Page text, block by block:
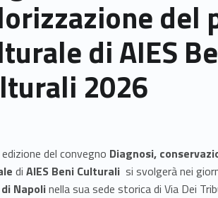
del
di AIES
2026
edizione del convegno Diagnosi,
di AIES Beni Culturali si svolgerà nei
Napolinella sua sede storica di Via Dei